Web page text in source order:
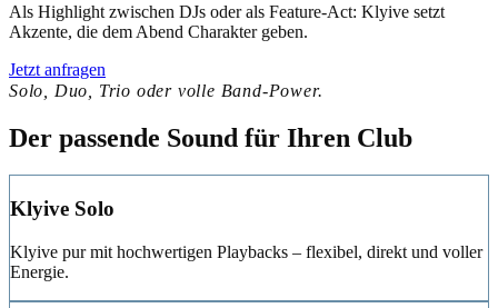
Als Highlight zwischen DJs oder als Feature-Act: Klyive setzt
Akzente, die dem Abend Charakter geben.
Jetzt anfragen
Solo, Duo, Trio oder volle Band-Power.
Der passende Sound für Ihren Club
Klyive Solo
Klyive pur mit hochwertigen Playbacks – flexibel, direkt und voller
Energie.